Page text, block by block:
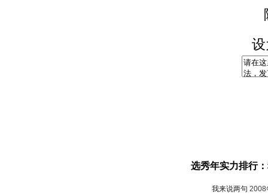
选秀年实力排行
我来说两句 2008